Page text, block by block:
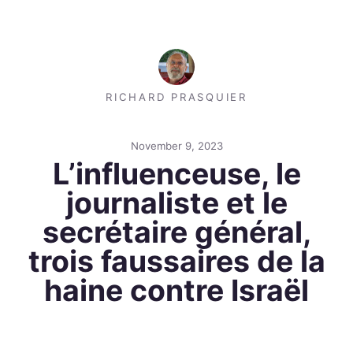
RICHARD PRASQUIER
November 9, 2023
L’influenceuse, le
journaliste et le
secrétaire général,
trois faussaires de la
haine contre Israël